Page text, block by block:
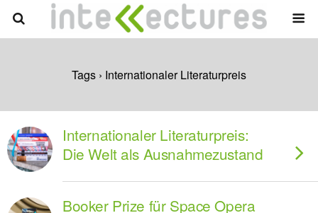
Tags › Internationaler Literaturpreis
Internationaler Literaturpreis:
Die Welt als Ausnahmezustand
Booker Prize für Space Opera